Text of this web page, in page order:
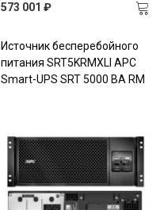
573 001 ₽
Источник бесперебойного
питания SRT5KRMXLI APC
Smart-UPS SRT 5000 ВА RM